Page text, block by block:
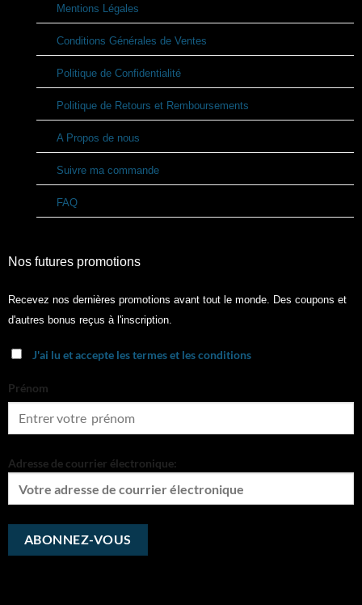
Mentions Légales
Conditions Générales de Ventes
Politique de Confidentialité
Politique de Retours et Remboursements
A Propos de nous
Suivre ma commande
FAQ
Nos futures promotions
Recevez nos dernières promotions avant tout le monde. Des coupons et
d'autres bonus reçus à l'inscription.
J'ai lu et accepte les termes et les conditions
Prénom
Adresse de courrier électronique: